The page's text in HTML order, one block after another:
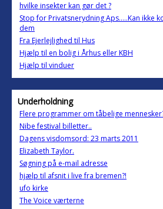
hvilke insekter kan gør det ?
Stop for Privatsnerydning Aps.....Kan ikke
dem
Fra Ejerlejlighed til Hus
Hjælp til en bolig i Århus eller KBH
Hjælp til vinduer
Underholdning
Flere programmer om tåbelige
Nibe festival billetter..
Dagens visdomsord: 23 marts 2011
Elizabeth Taylor.
Søgning på e-mail adresse
hjælp til afsnit i live fra bremen?!
ufo kirke
The Voice værterne